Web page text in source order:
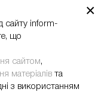
×
сайту inform-
що
сайтом,
матеріалів та
з використанням